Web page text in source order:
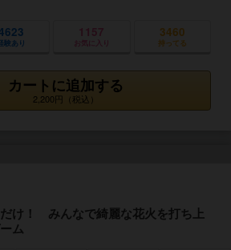
験あり
1157
お気に入り
3460
持ってる
カートに追加する
2,200円（税込）
け！ みんなで綺麗な花火を打ち上
ム